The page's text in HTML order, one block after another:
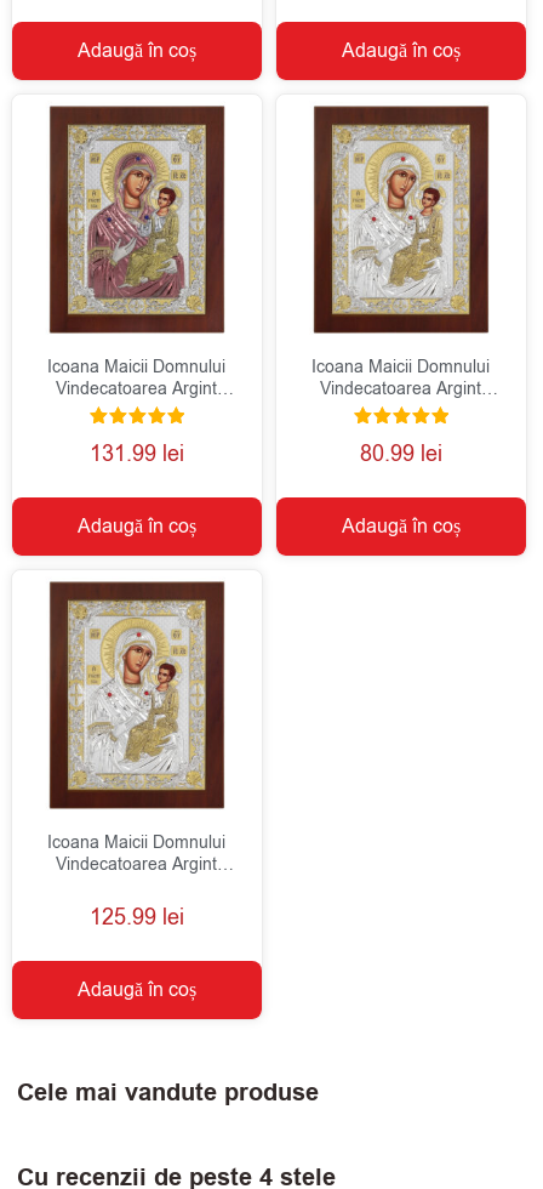
Adaugă în coș Adaugă în coș
Icoana Maicii Domnului
Vindecatoarea Argint
18x22cm Color
Evaluat la
5.00
131.99 lei
Adaugă în coș
Icoana Maicii Domnului
Vindecatoarea Argint
10×12.5cm
Evaluat la
5.00
80.99 lei
Adaugă în coș
Icoana Maicii Domnului
Vindecatoarea Argint
125.99 lei
Adaugă în coș
Cele mai vandute produse
Cu recenzii de peste 4 stele